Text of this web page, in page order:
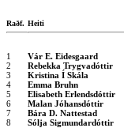
Raðf. Heiti
1 Vár E. Eidesgaard
2
Rebekka Trygvadóttir
3
Kristina Í Skála
4
Emma Bruhn
5
Elisabeth Erlendsdóttir
6
Malan Jóhansdóttir
7
Bára D. Nattestad
8
Sólja Sigmundardóttir